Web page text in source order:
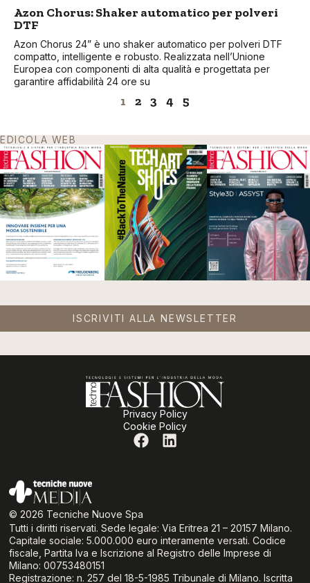
Azon Chorus: Shaker automatico per polveri
DTF
Azon Chorus 24” è uno shaker automatico per polveri DTF
compatto, intelligente e robusto. Realizzata nell’Unione
Europea con componenti di alta qualità e progettata per
garantire affidabilità 24 ore su
1 2 3 4 5
EDICOLA WEB
ISCRIVITI ALLA NEWSLETTER
Privacy Policy
Cookie Policy
© 2026 Tecniche Nuove Spa
Tutti i diritti riservati. Sede legale: Via Eritrea 21 – 20157 Milano.
Capitale sociale: 5.000.000 euro interamente versati. Codice
fiscale, Partita Iva e Iscrizione al Registro delle Imprese di
Milano: 00753480151
Registrazione: n. 257 del 18-5-1985 Tribunale di Milano. Iscritta